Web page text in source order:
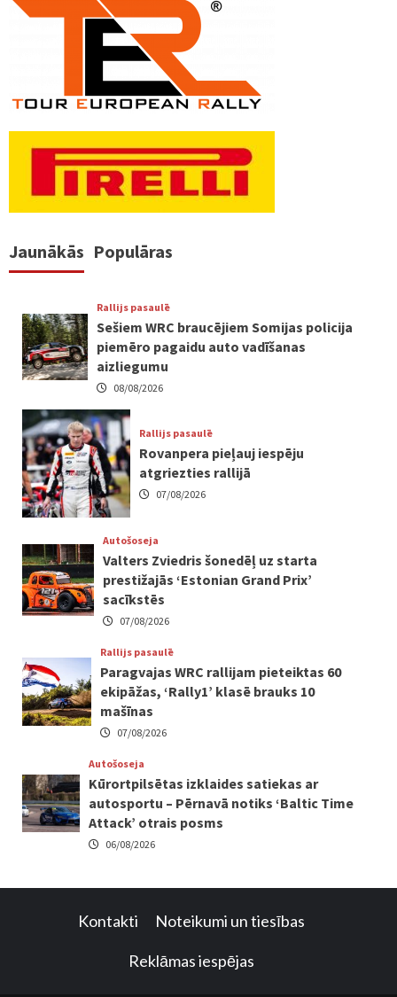
Jaunākās Populāras
Rallijs pasaulē
Sešiem WRC braucējiem Somijas policija
piemēro pagaidu auto vadīšanas
aizliegumu
08/08/2026
Rallijs pasaulē
Rovanpera pieļauj iespēju
atgriezties rallijā
07/08/2026
Autošoseja
Valters Zviedris šonedēļ uz starta
prestižajās ‘Estonian Grand Prix’
sacīkstēs
07/08/2026
Rallijs pasaulē
Paragvajas WRC rallijam pieteiktas 60
ekipāžas, ‘Rally1’ klasē brauks 10
mašīnas
07/08/2026
Autošoseja
Kūrortpilsētas izklaides satiekas ar
autosportu – Pērnavā notiks ‘Baltic Time
Attack’ otrais posms
06/08/2026
Kontakti Noteikumi un tiesības
Reklāmas iespējas